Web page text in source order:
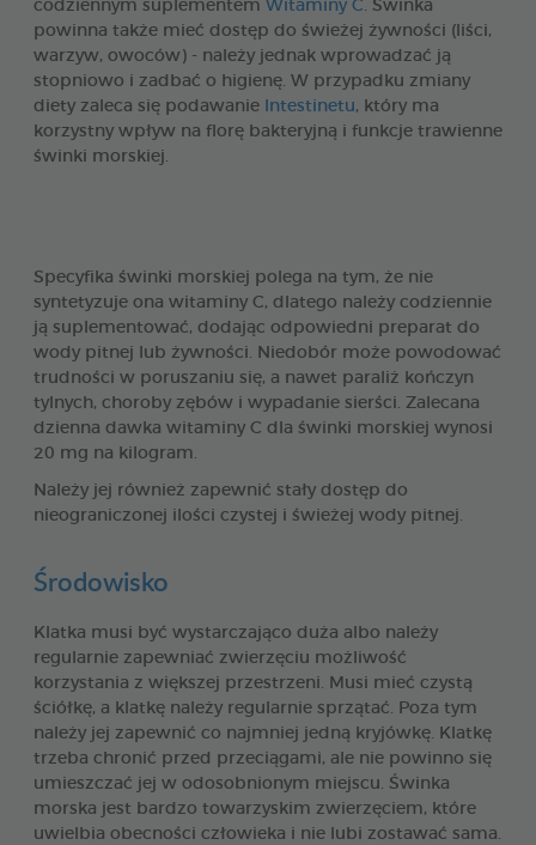
codziennym suplementem Witaminy C. Świnka
powinna także mieć dostęp do świeżej żywności (liści,
warzyw, owoców) - należy jednak wprowadzać ją
stopniowo i zadbać o higienę. W przypadku zmiany
diety zaleca się podawanie Intestinetu, który ma
korzystny wpływ na florę bakteryjną i funkcje trawienne
świnki morskiej.
Specyfika świnki morskiej polega na tym, że nie
syntetyzuje ona witaminy C, dlatego należy codziennie
ją suplementować, dodając odpowiedni preparat do
wody pitnej lub żywności. Niedobór może powodować
trudności w poruszaniu się, a nawet paraliż kończyn
tylnych, choroby zębów i wypadanie sierści. Zalecana
dzienna dawka witaminy C dla świnki morskiej wynosi
20 mg na kilogram.
Należy jej również zapewnić stały dostęp do
nieograniczonej ilości czystej i świeżej wody pitnej.
Środowisko
Klatka musi być wystarczająco duża albo należy
regularnie zapewniać zwierzęciu możliwość
korzystania z większej przestrzeni. Musi mieć czystą
ściółkę, a klatkę należy regularnie sprzątać. Poza tym
należy jej zapewnić co najmniej jedną kryjówkę. Klatkę
trzeba chronić przed przeciągami, ale nie powinno się
umieszczać jej w odosobnionym miejscu. Świnka
morska jest bardzo towarzyskim zwierzęciem, które
uwielbia obecności człowieka i nie lubi zostawać sama.